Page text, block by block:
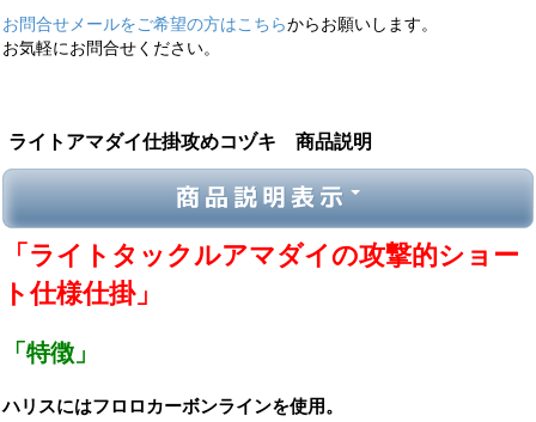
お問合せメールをご希望の方はこちらからお願いします。
お気軽にお問合せください。
ライトアマダイ仕掛攻めコヅキ 商品説明
商品説明表示
「ライトタックルアマダイの攻撃的ショー
ト仕様仕掛」
「特徴」
ハリスにはフロロカーボンラインを使用。